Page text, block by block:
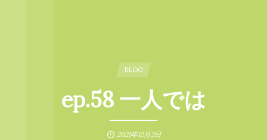
BLOG
ep.58 一人では
2021年12月2日